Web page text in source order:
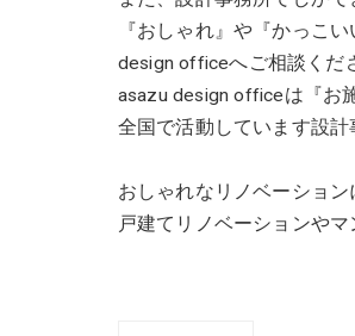
『おしゃれ』や『かっこ
design officeへご相談くだ
asazu design officeは『お
全国で活動しています設計
おしゃれなリノベーショ
戸建てリノベーションや